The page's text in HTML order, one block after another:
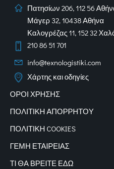
Πατησίων 206, 112 56
Μάγερ 32, 10438 Αθήνα
Καλογρέζας 11, 152 32
210 86 51 701
info@texnologistiki.com
Χάρτης και οδηγίες
ΟΡΟΙ ΧΡΗΣΗΣ
ΠΟΛΙΤΙΚΗ ΑΠΟΡΡΗΤΟΥ
ΠΟΛΙΤΙΚΗ COOKIES
ΓΕΜΗ ΕΤΑΙΡΕΙΑΣ
ΤΙ ΘΑ ΒΡΕΙΤΕ ΕΔΩ